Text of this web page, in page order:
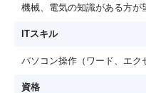
機械、電気の知識がある方が
ITスキル
パソコン操作（ワード、エク
資格